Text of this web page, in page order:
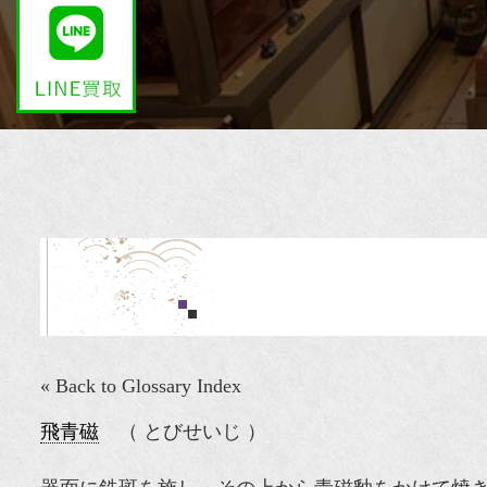
« Back to Glossary Index
飛青磁 （ とびせいじ ）